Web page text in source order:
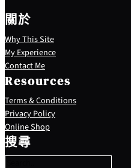
關於
Why This Site
My Experience
Contact Me
Resources
Terms & Conditions
Privacy Policy
Online Shop
搜尋
S
e
a